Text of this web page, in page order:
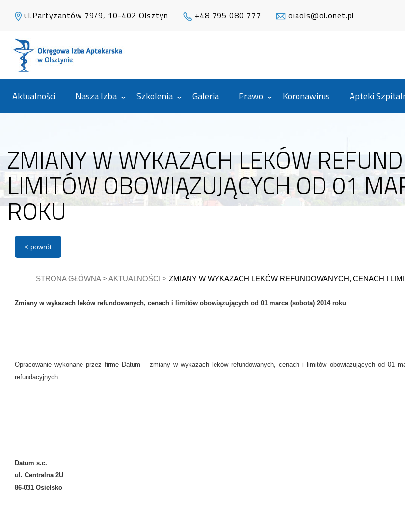
ul.Partyzantów 79/9, 10-402 Olsztyn +48 795 080 777 oiaols@ol.onet.pl
Aktualności Nasza Izba Szkolenia Galeria Prawo Koronawirus Apteki
ZMIANY W WYKAZACH LEKÓW
LIMITÓW OBOWIĄZUJĄCYCH OD 01
ROKU
< powrót
STRONA GŁÓWNA> AKTUALNOŚCI > ZMIANY W WYKAZACH LEKÓW REFUNDOWANYCH, CENACH I
Zmiany w wykazach leków refundowanych, cenach i limitów obowiązujących od 01 marca (sobota) 2014 roku
Opracowanie wykonane przez firmę Datum – zmiany w wykazach leków refundowanych, cenach i limitów obowiązujących od 01
refundacyjnych.
Datum s.c.
ul. Centralna 2U
86-031 Osielsko